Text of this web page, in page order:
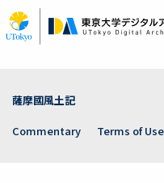
to
main
薩摩國風土記
Commentary
Terms of Use